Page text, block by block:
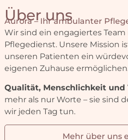
Über uns
Aurora – Ihr ambulanter
Wir sind ein engagiertes
Pflegedienst. Unsere Mission
unseren Patienten ein
eigenen Zuhause
Qualität, Menschlichkeit und
mehr als nur Worte – sie sind
wir jeden Tag tun.
Mehr über uns